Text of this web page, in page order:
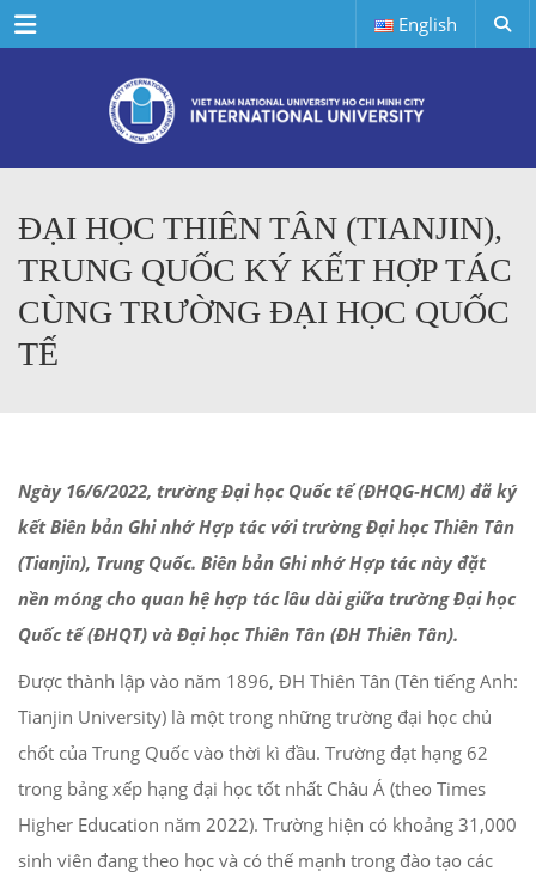
Menu English
ĐẠI HỌC THIÊN TÂN (TIANJIN),
TRUNG QUỐC KÝ KẾT HỢP TÁC
CÙNG TRƯỜNG ĐẠI HỌC QUỐC
TẾ
Ngày 16/6/2022, trường Đại học Quốc tế (ĐHQG-HCM) đã ký
kết Biên bản Ghi nhớ Hợp tác với trường Đại học Thiên Tân
(Tianjin), Trung Quốc. Biên bản Ghi nhớ Hợp tác này đặt
nền móng cho quan hệ hợp tác lâu dài giữa trường Đại học
Quốc tế (ĐHQT) và Đại học Thiên Tân (ĐH Thiên Tân).
Được thành lập vào năm 1896, ĐH Thiên Tân (Tên tiếng Anh:
Tianjin University) là một trong những trường đại học chủ
chốt của Trung Quốc vào thời kì đầu. Trường đạt hạng 62
trong bảng xếp hạng đại học tốt nhất Châu Á (theo Times
Higher Education năm 2022). Trường hiện có khoảng 31,000
sinh viên đang theo học và có thế mạnh trong đào tạo các